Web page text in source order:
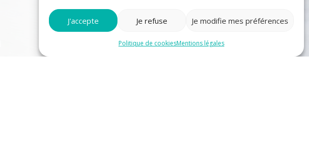
J'accepte Je refuse Je modifie mes préférences
Politique de cookiesMentions légales